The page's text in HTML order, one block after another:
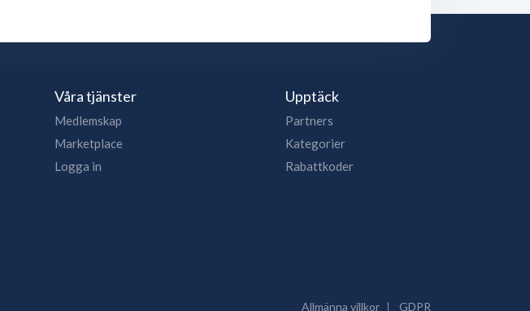
Våra tjänster
Medlemskap
Marketplace
Logga in
Upptäck
Partners
Kategorier
Rabattkoder
Allmänna villkor GDPR